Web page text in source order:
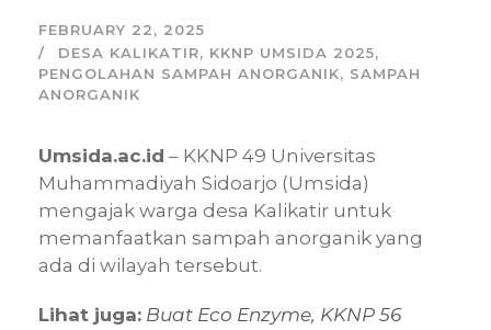
FEBRUARY 22, 2025
DESA KALIKATIR, KKNP UMSIDA 2025,
PENGOLAHAN SAMPAH ANORGANIK, SAMPAH
ANORGANIK
Umsida.ac.id – KKNP 49 Universitas
Muhammadiyah Sidoarjo (Umsida)
mengajak warga desa Kalikatir untuk
memanfaatkan sampah anorganik yang
ada di wilayah tersebut.
Lihat juga: Buat Eco Enzyme, KKNP 56